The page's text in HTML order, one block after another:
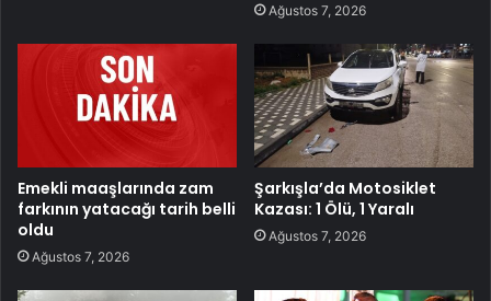
Ağustos 7, 2026
Emekli maaşlarında zam
farkının yatacağı tarih belli
oldu
Ağustos 7, 2026
Şarkışla’da Motosiklet
Kazası: 1 Ölü, 1 Yaralı
Ağustos 7, 2026